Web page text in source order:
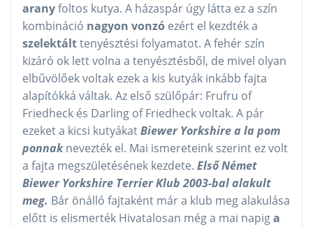
aranyfoltos kutya. A házaspár úgy látta ez a szín
kombináció nagyon vonzó ezért el kezdték a
szelektálttenyésztési folyamatot. A fehér szín
kizáró ok lett volna a tenyésztésből, de mivel olyan
elbűvölőek voltak ezek a kis kutyák inkább fajta
alapítókká váltak. Az első szülőpár: Frufru of
Friedheck és Darling of Friedheck voltak. A pár
ezeket a kicsi kutyákatBiewer Yorkshire a la pom
ponnaknevezték el. Mai ismereteink szerint ez volt
a fajta megszületésének kezdete. Első Német
Biewer Yorkshire Terrier Klub 2003-bal alakult
meg. Bár önálló fajtaként már a klub meg alakulása
előtt is elismerték Hivatalosan még a mai napiga